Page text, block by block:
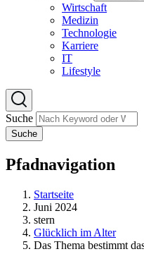
Wirtschaft
Medizin
Technologie
Karriere
IT
Lifestyle
Suche
Suche
Pfadnavigation
Startseite
Juni 2024
stern
Glücklich im Alter
Das Thema bestimmt